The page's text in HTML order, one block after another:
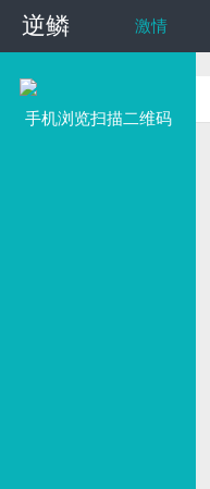
逆鳞
逆鳞 激情
手机浏览扫描二维码